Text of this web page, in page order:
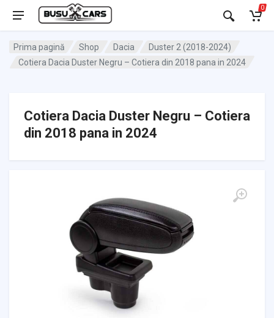
0
Prima pagină Shop Dacia
Duster 2 (2018-2024)
Cotiera Dacia Duster Negru – Cotiera din 2018 pana in 2024
Cotiera Dacia Duster Negru – Cotiera
din 2018 pana in 2024